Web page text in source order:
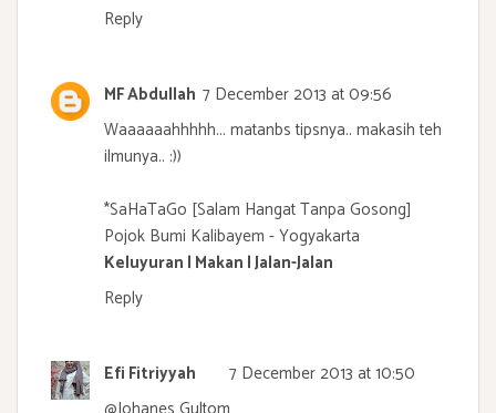
Reply
MF Abdullah 7 December 2013 at 09:56
Waaaaaahhhhh... matanbs tipsnya.. makasih teh
ilmunya.. :))
*SaHaTaGo [Salam Hangat Tanpa Gosong]
Pojok Bumi Kalibayem - Yogyakarta
Keluyuran | Makan | Jalan-Jalan
Reply
Efi Fitriyyah
7 December 2013 at 10:50